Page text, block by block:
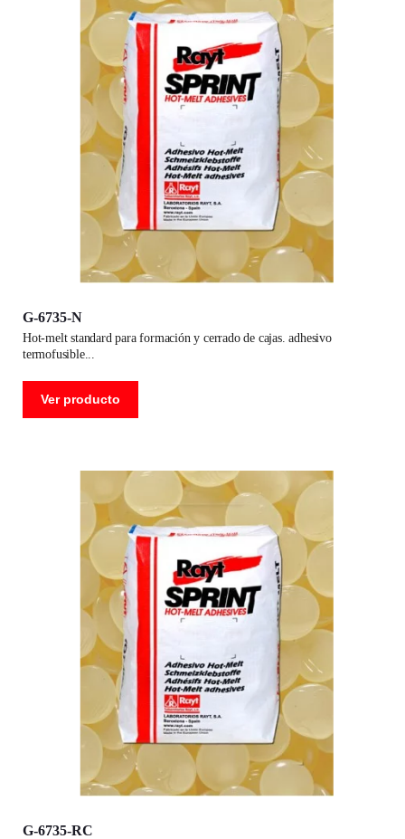
G-6735-N
hot-melt standard para formación y cerrado de cajas. adhesivo
termofusible
Ver producto
G-6735-RC